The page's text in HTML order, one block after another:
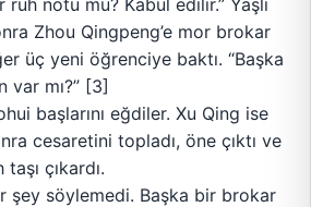
ruh notu mu? Kabul edilir.” Yaşlı
Zhou Qingpeng’e mor brokar
üç yeni öğrenciye baktı. “Başka
var mı?” [3]
başlarını eğdiler. Xu Qing ise
cesaretini topladı, öne çıktı ve
çıkardı.
şey söylemedi. Başka bir brokar